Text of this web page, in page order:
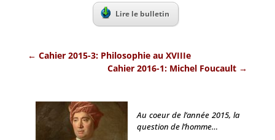
Lire le bulletin
← Cahier 2015-3: Philosophie au XVIIIe
Cahier 2016-1: Michel Foucault →
Au coeur de l’année 2015, la
question de l’homme…